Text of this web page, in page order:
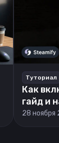
Туториал
Как
гайд и
28 ноября